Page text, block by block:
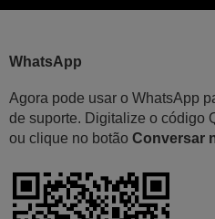
WhatsApp
Agora pode usar o WhatsApp
de suporte. Digitalize o código
ou clique no botão Conversar